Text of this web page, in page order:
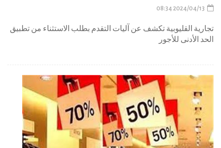
2024/04/13 08:34
تجارية القليوبية تكشف عن آليات التقدم بطلب الاستثناء من تطبيق
الحد الأدنى للأجور